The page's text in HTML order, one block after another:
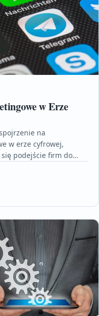
w Erze
na
w erze cyfrowej,
podejście firm do